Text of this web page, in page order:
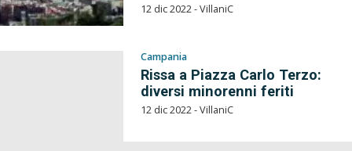
12 dic 2022 - VillaniC
Campania
Rissa a Piazza Carlo Terzo:
diversi minorenni feriti
12 dic 2022 - VillaniC